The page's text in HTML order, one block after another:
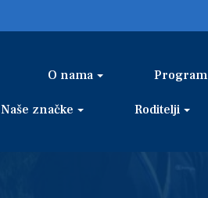
O nama Program
Naše značke Roditelji